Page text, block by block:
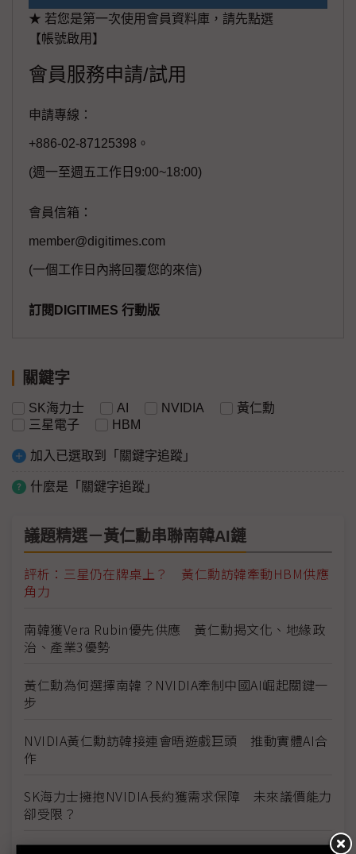
★ 若您是第一次使用會員資料庫，請先點選
【帳號啟用】
會員服務申請/試用
申請專線：
+886-02-87125398。
(週一至週五工作日9:00~18:00)
會員信箱：
member@digitimes.com
(一個工作日內將回覆您的來信)
訂閱DIGITIMES 行動版
關鍵字
SK海力士 AI NVIDIA
黃仁勳
三星電子
HBM
加入已選取到「關鍵字追蹤」
什麼是「關鍵字追蹤」
議題精選－黃仁勳串聯南韓AI鏈
評析：三星仍在牌桌上？ 黃仁勳訪韓牽動HBM供應
角力
南韓獲Vera Rubin優先供應 黃仁勳揭文化、地緣政
治、產業3優勢
黃仁勳為何選擇南韓？NVIDIA牽制中國AI崛起關鍵一
步
NVIDIA黃仁勳訪韓接連會晤遊戲巨頭 推動實體AI合
作
SK海力士擁抱NVIDIA長約獲需求保障 未來議價能力
卻受限？